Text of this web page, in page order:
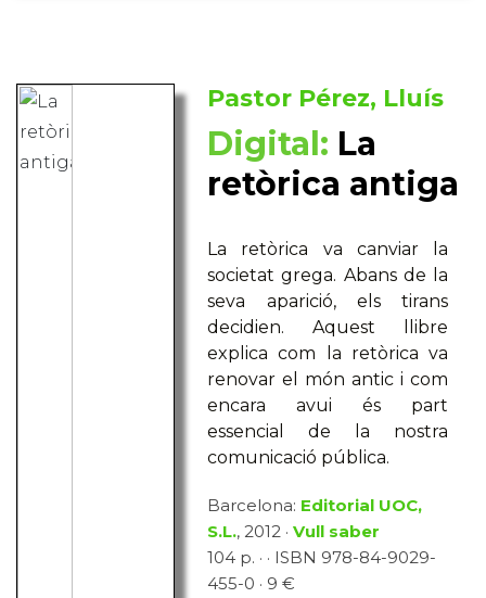
Pastor Pérez, Lluís
Digital: La
retòrica antiga
La retòrica va canviar la
societat grega. Abans de la
seva aparició, els tirans
decidien. Aquest llibre
explica com la retòrica va
renovar el món antic i com
encara avui és part
essencial de la nostra
comunicació pública.
Barcelona: Editorial UOC,
S.L., 2012 ·Vull saber
104 p. · · ISBN 978-84-9029-
455-0 · 9 €